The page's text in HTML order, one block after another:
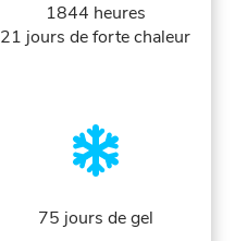
1844 heures
21 jours de forte chaleur
75 jours de gel